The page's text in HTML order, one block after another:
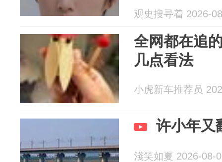
观史搜寻着 2026-
全网都在追
几点看法
小虎新车推荐员
许小年又
淺笑如夏 2026-08-